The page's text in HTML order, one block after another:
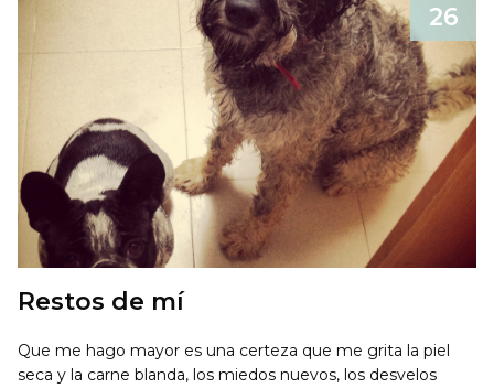
26
Restos de mí
Que me hago mayor es una certeza que me grita la piel
seca y la carne blanda, los miedos nuevos, los desvelos